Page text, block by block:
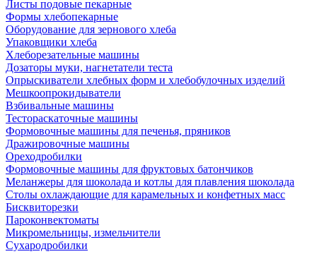
Листы подовые пекарные
Формы хлебопекарные
Оборудование для зернового хлеба
Упаковщики хлеба
Хлеборезательные машины
Дозаторы муки, нагнетатели теста
Опрыскиватели хлебных форм и хлебобулочных изделий
Мешкоопрокидыватели
Взбивальные машины
Тестораскаточные машины
Формовочные машины для печенья, пряников
Дражировочные машины
Ореходробилки
Формовочные машины для фруктовых батончиков
Меланжеры для шоколада и котлы для плавления шоколада
Столы охлаждающие для карамельных и конфетных масс
Бисквиторезки
Пароконвектоматы
Микромельницы, измельчители
Сухародробилки